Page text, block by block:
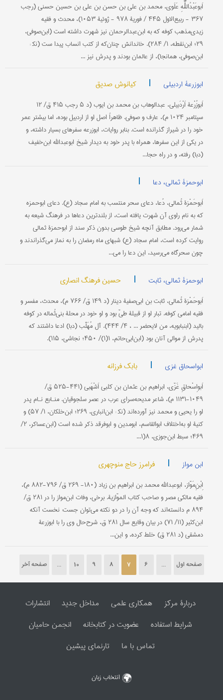
اَبوعَبْدُاللّٰهِ عَلَوی، محمد بن ‌علی بن حسن بن علی بن حسین حسنی (رجب
۳۶۷ - ربیع‌الاول ۴۴۵ / فوریۀ ۹۷۸ - ژوئیۀ ۱۰۵۳)، محدث و فقیه
زیدی‌مذهب کوفه که به ابن‌عبدالرحمان نیز شهرت داشته است (ابن‌صوفی،
۲۹؛ ابن‌نقطه، ۱/ ۲۸۴). خاندانش چنان‌که از کتب انساب پیدا ست (نک‍ :
ابن‌صوفی، همانجا)، از عالمان بودند و پدرش نیز ...
ابوزرعۀ اردبیلی | کیانوش صدیق
اَبوزُرْعۀ اَرْدَبیلی، عبدالوهاب بن محمد بن ایوب (د ۵ رجب ۴۱۵ ق/ ۱۲
سپتامبر ۱۰۲۴ م)، عارف و صوفی. ظاهراً اصل او از اردبیل بوده، اما بیشتر عمر
خود را در شیراز گذرانده است. بنابر روایات، ابوزرعه سفرهای بسیار داشته، و
در یکی از این سفرها، همراه با پدر خود به دیدار شیخ ابوعبدالله ابن‌خفیف
(دبا) رفته، و در راه حجا...
ابوحمزۀ ثمالی، دعا |
اَبوحَمْزۀ ثُمالی، دُعا، دعای سحر منتسب به امام سجاد (ع). دعای ابوحمزه
که به نام راوی آن شهرت یافته است، از بلند‌‌ترین دعاها در فرهنگ شیعه به
شمار می‌رود. مطابق آنچه شیخ طوسی بدون ذكر سند از ابوحمزۀ ثمالی
روایت كرده است، امام سجاد (ع) شبهای ماه رمضان را به نماز می‌گذراندند و
چون سحرگاه می‌رسید، این دعا را می‌...
ابوحمزۀ ثمالی، ثابت | حسین فرهنگ انصاری
اَبوحَمْزۀ ثُمالی، ثابت بن ابی‌صفیۀ دینار (د ۱۴۹ ق/ ۷۶۶ م)، محدث، مفسر و
فقیه امامی کوفه. تبار او از قبیلۀ طیّ بود و او خود در محلۀ بنی‌ثُماله در کوفه
بالید (ابن‎بابویه، من لایحضر ... ، ۴/ ۴۴۴). آل مُهَلَّب (دبا) ادعا داشتند که
پدرش از موالی آنان بود (ابن‌ابی‌حاتم، ۱(۱)/ ۴۵۰؛ نجاشی، ۱۱۵).
ابواسحاق غزی | بابک فرزانه
اَبو‌اِسْحاقِ غَزّی، ابراهیم بن عثمان بن کلبی اَشْهَبی (۴۴۱-۵۲۵‌ ق/
۱۰۴۹-۱۱۳۱ م)، شاعر مدیحه‌سرای عرب در عصر سلجوقیان. منـابع نـام پدر
او را یحیى و محمد نیز آورده‌اند (نک‍ : ابن‌انباری، ۲۶۹؛ ابن‌خلکان، ۱/ ۵۷) و
کنیۀ او به‌اختلاف ابو‌القاسم، ابو‌مدین و ابو‌فرقد ذکر شده است (ابن‌عساکر، ۲/
۴۶۹؛ سبط ابن‌جوزی، ۸(۱...
ابن مواز | فرامرز حاج منوچهری
اِبْنِ‌مَوّاز، ابوعبد‌الله محمد بن ابراهیم بن زیاد (۱۸۰- ۲۶۹ ق/ ۷۹۶-۸۸۲ م)،
فقیه مالکی مصر و صاحب کتاب الموّازیة. برخی، وفات ابن‌مواز را در ۲۸۱ ق/
۸۹۴ م دانسته‌اند که وجه آن را در دو نکته می‌توان جست: نخست آنکه
ابن‌کثیر (۱۱/ ۷۱) در بیان وقایع سال ۲۸۱ ق، شرح‌حال وی را با ابوزرعۀ
دمشقی (د ۲۸۱ ق) خلط کرده، و این...
صفحه اول ...
6
7
8
9
10
... صفحه آخر
دربارۀ مرکز همکاری علمی مداخل جدید
انتشارات
شرایط استفاده
عضویت در کتابخانه
انجمن حامیان
تماس با ما
تارنمای پیشین
انتخاب زبان